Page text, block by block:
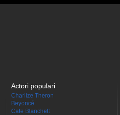
Actori populari
Charlize Theron
Beyoncé
Cate Blanchett